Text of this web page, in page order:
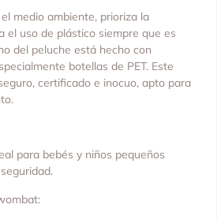
medio ambiente, prioriza la
el uso de plástico siempre que es
del peluche está hecho con
botellas de PET. Este
certificado e inocuo, apto para
para bebés y niños pequeños